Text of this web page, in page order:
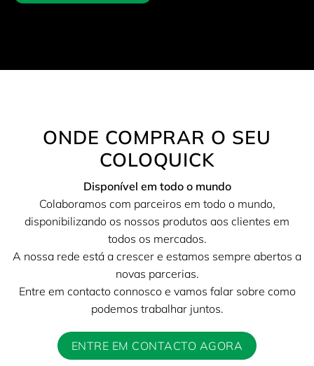
ONDE COMPRAR O SEU
COLOQUICK
Disponível em todo o mundo
Colaboramos com parceiros em todo o mundo,
disponibilizando os nossos produtos aos clientes em
todos os mercados.
A nossa rede está a crescer e estamos sempre abertos a
novas parcerias.
Entre em contacto connosco e vamos falar sobre como
podemos trabalhar juntos.
ENTRE EM CONTACTO AGORA